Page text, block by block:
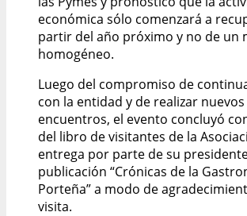
económica sólo comenzará a
partir del año próximo y no de un
homogéneo.
Luego del compromiso de
con la entidad y de realizar nuevos
encuentros, el evento concluyó
del libro de visitantes de la
entrega por parte de su
publicación “Crónicas de la
Porteña” a modo de
visita.